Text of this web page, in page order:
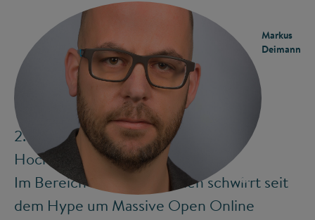
©
Markus
Deimann
2. Nationale Plattform für digitale
Hochschullehre
Im Bereich der Hochschulen schwirrt seit
dem Hype um Massive Open Online